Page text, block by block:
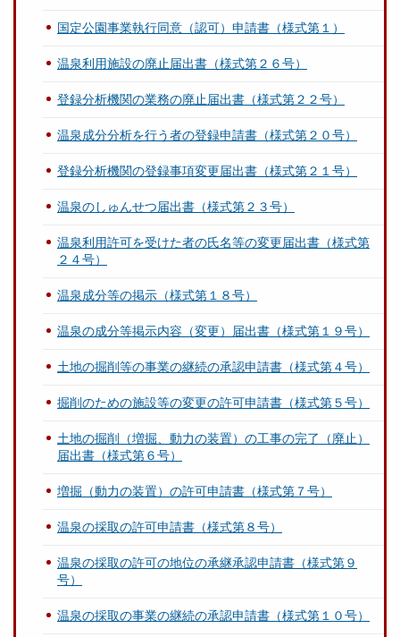
国定公園事業執行同意（認可）申請書（様式第１）
温泉利用施設の廃止届出書（様式第２６号）
登録分析機関の業務の廃止届出書（様式第２２号）
温泉成分分析を行う者の登録申請書（様式第２０号）
登録分析機関の登録事項変更届出書（様式第２１号）
温泉のしゅんせつ届出書（様式第２３号）
温泉利用許可を受けた者の氏名等の変更届出書（様式第
２４号）
温泉成分等の掲示（様式第１８号）
温泉の成分等掲示内容（変更）届出書（様式第１９号）
土地の掘削等の事業の継続の承認申請書（様式第４号）
掘削のための施設等の変更の許可申請書（様式第５号）
土地の掘削（増掘、動力の装置）の工事の完了（廃止）
届出書（様式第６号）
増掘（動力の装置）の許可申請書（様式第７号）
温泉の採取の許可申請書（様式第８号）
温泉の採取の許可の地位の承継承認申請書（様式第９
号）
温泉の採取の事業の継続の承認申請書（様式第１０号）